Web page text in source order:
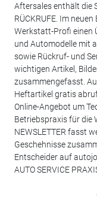
Aftersales enthält die
RÜCKRUFE. Im
Werkstatt-Profi einen
und Automodelle mit
sowie Rückruf- und
wichtigen Artikel,
zusammengefasst.
Heftartikel gratis
Online-Angebot um
Betriebspraxis für die
NEWSLETTER fasst
Geschehnisse
Entscheider auf
AUTO SERVICE